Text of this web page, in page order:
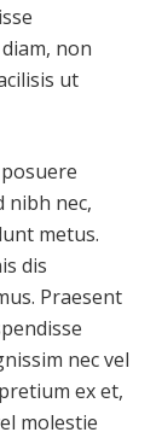
non
ut
nibh nec,
metus.
dis
Praesent
nec vel
ex et,
molestie